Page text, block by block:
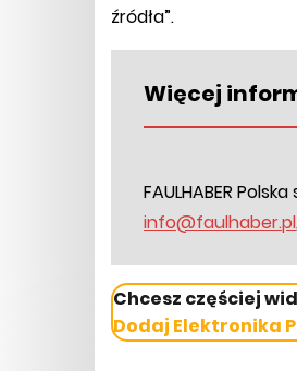
źródła”.
Więcej
FAULHABER
info@faulhaber.pl,
Chcesz częściej
Dodaj Elektronika